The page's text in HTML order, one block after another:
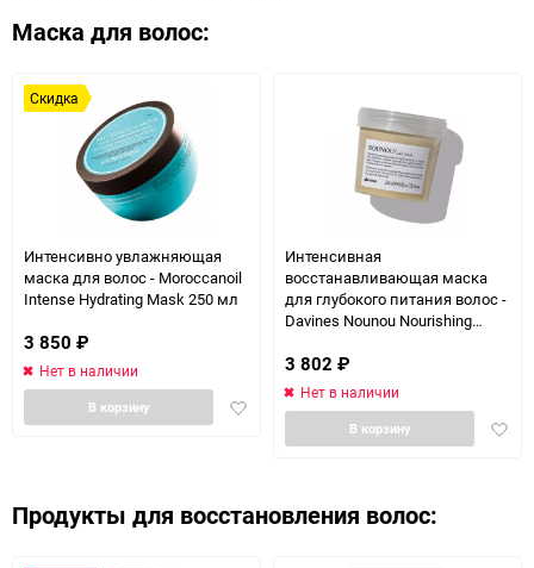
Маска для волос:
Скидка
Интенсивно увлажняющая
маска для волос - Moroccanoil
Intense Hydrating Mask 250 мл
3 850 ₽
Нет в наличии
Добавить
избранное
В корзину
Интенсивная
восстанавливающая маска
для глубокого питания волос -
Davines Nounou Nourishing
3 802 ₽
Нет в наличии
В корзину
Продукты для восстановления волос: